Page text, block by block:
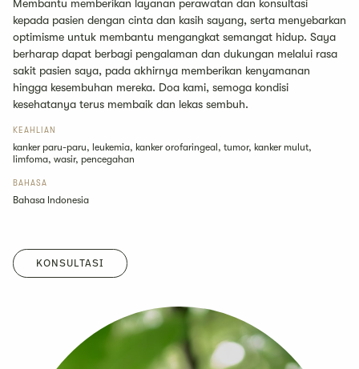
Membantu memberikan layanan perawatan dan konsultasi
kepada pasien dengan cinta dan kasih sayang, serta menyebarkan
optimisme untuk membantu mengangkat semangat hidup. Saya
berharap dapat berbagi pengalaman dan dukungan melalui rasa
sakit pasien saya, pada akhirnya memberikan kenyamanan
hingga kesembuhan mereka. Doa kami, semoga kondisi
kesehatanya terus membaik dan lekas sembuh.
KEAHLIAN
kanker paru-paru, leukemia, kanker orofaringeal, tumor, kanker mulut,
limfoma, wasir, pencegahan
BAHASA
Bahasa Indonesia
KONSULTASI